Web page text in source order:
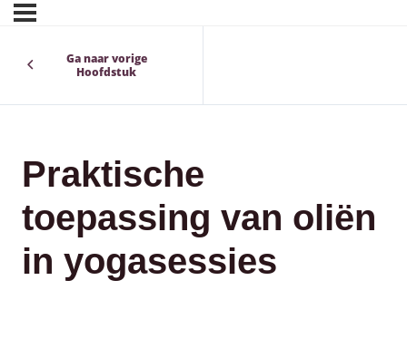
Ga naar vorige
Hoofdstuk
Praktische
toepassing van oliën
in yogasessies